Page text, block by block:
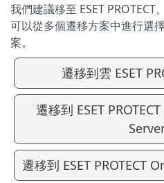
我們建議移至 ESET
可以從多個遷移方案中進行選
案。
遷移到雲 ESET
遷移到 ESET
遷移到 ESET PROTECT